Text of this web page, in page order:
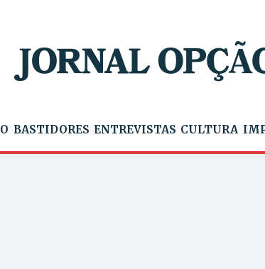
BASTIDORES ENTREVISTAS CULTURA